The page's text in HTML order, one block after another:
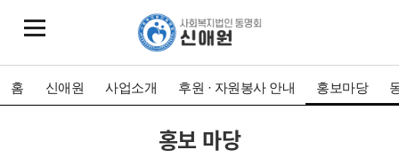
홈 신애원 사업소개 후원 · 자원봉사 안내 홍보마당
홍보 마당